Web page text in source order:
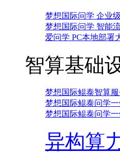
梦想国际问学 企业
梦想国际问学 智能
爱问学 PC本地部署
智算基础
梦想国际鲲泰智算
梦想国际鲲泰问学
梦想国际鲲泰问学一
异构算